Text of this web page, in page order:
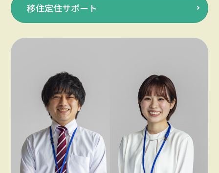
移住定住サポート